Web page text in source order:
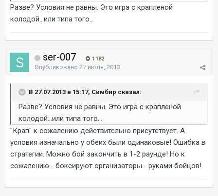
Разве? Условия не равны. Это игра с крапленой
колодой...или типа того...
ser-007 1 182
Опубликовано 27 июля, 2013
В 27.07.2013 в 15:17, Симбир сказал:
Разве? Условия не равны. Это игра с крапленой
колодой...или типа того...
"Крап" к сожалению действительно присутствует. А
условия изначально у обеих были одинаковые! Ошибка в
стратегии. Можно бой закончить в 1-2 раунде! Но к
сожалению... боксируют организаторы... руками бойцов!